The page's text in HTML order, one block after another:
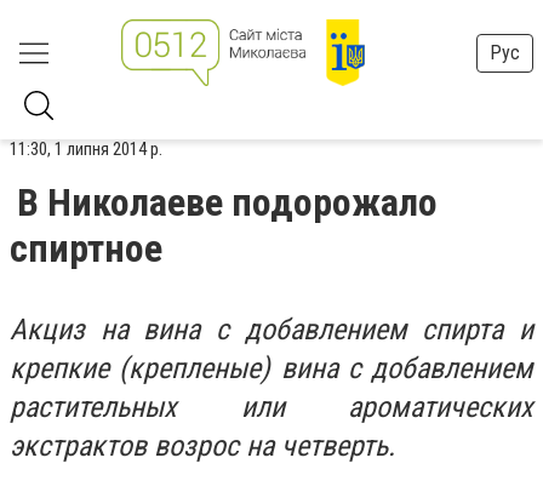
Рус
11:30, 1 липня 2014 р.
В Николаеве подорожало
спиртное
Акциз на вина с добавлением спирта и
крепкие (крепленые) вина с добавлением
растительных или ароматических
экстрактов возрос на четверть.